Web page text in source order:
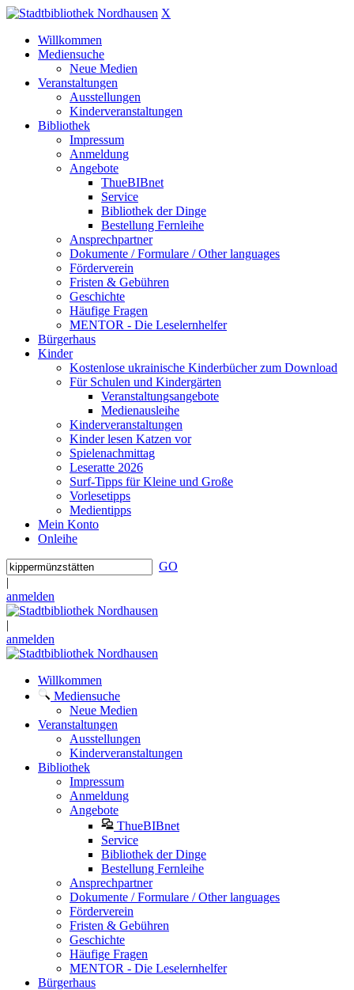
X
Willkommen
Mediensuche
Neue Medien
Veranstaltungen
Ausstellungen
Kinderveranstaltungen
Bibliothek
Impressum
Anmeldung
Angebote
ThueBIBnet
Service
Bibliothek der Dinge
Bestellung Fernleihe
Ansprechpartner
Dokumente / Formulare / Other languages
Förderverein
Fristen & Gebühren
Geschichte
Häufige Fragen
MENTOR - Die Leselernhelfer
Bürgerhaus
Kinder
Kostenlose ukrainische Kinderbücher zum Download
Für Schulen und Kindergärten
Veranstaltungsangebote
Medienausleihe
Kinderveranstaltungen
Kinder lesen Katzen vor
Spielenachmittag
Leseratte 2026
Surf-Tipps für Kleine und Große
Vorlesetipps
Medientipps
Mein Konto
Onleihe
GO
|
anmelden
|
anmelden
Willkommen
Mediensuche
Neue Medien
Veranstaltungen
Ausstellungen
Kinderveranstaltungen
Bibliothek
Impressum
Anmeldung
Angebote
ThueBIBnet
Service
Bibliothek der Dinge
Bestellung Fernleihe
Ansprechpartner
Dokumente / Formulare / Other languages
Förderverein
Fristen & Gebühren
Geschichte
Häufige Fragen
MENTOR - Die Leselernhelfer
Bürgerhaus